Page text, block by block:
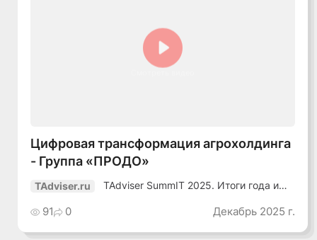
Цифровая трансформация агрохолдинга
- Группа «ПРОДО»
TAdviser.ru
TAdviser SummIT 2025. Итоги года и
91 0 Декабрь 2025 г.